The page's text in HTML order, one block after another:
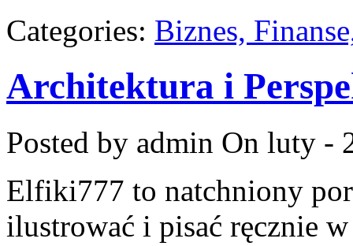
Categories: Biznes,
Architektura i
Posted by admin On luty -
Elfiki777 to natchniony
ilustrować i pisać ręcznie